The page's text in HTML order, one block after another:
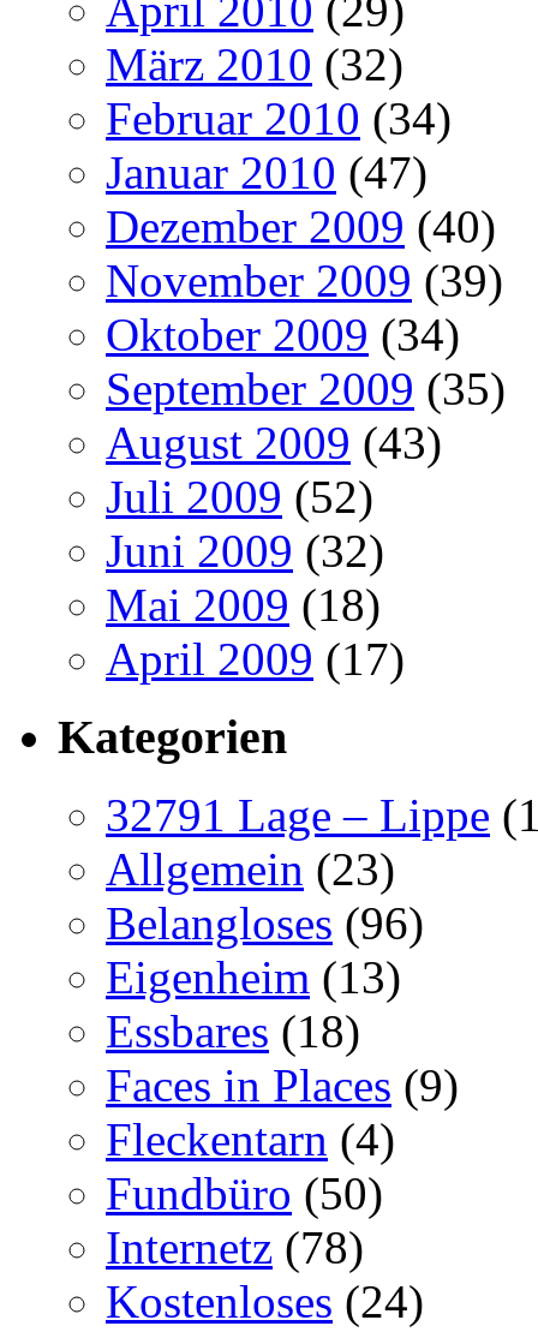
März 2010 (32)
Februar 2010 (34)
Januar 2010 (47)
Dezember 2009 (40)
November 2009 (39)
Oktober 2009 (34)
September 2009 (35)
August 2009 (43)
Juli 2009 (52)
Juni 2009 (32)
Mai 2009 (18)
April 2009 (17)
Kategorien
32791 Lage – Lippe
Allgemein (23)
Belangloses (96)
Eigenheim (13)
Essbares (18)
Faces in Places (9)
Fleckentarn (4)
Fundbüro (50)
Internetz (78)
Kostenloses (24)